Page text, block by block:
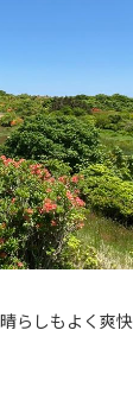
らしもよく爽